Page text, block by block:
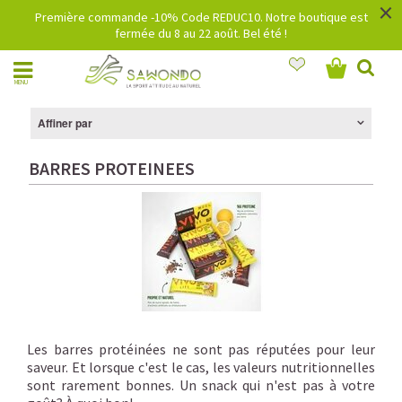
Première commande -10% Code REDUC10. Notre boutique est
fermée du 8 au 22 août. Bel été !
×
MENU
Affiner par
BARRES PROTEINEES
Les barres protéinées ne sont pas réputées pour leur
saveur. Et lorsque c'est le cas, les valeurs nutritionnelles
sont rarement bonnes. Un snack qui n'est pas à votre